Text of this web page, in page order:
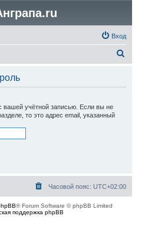
Вход
вашей учётной записью. Если вы не
то это адрес email, указанный
Часовой пояс: UTC+02:00
® Forum Software © phpBB Limited
поддержка phpBB